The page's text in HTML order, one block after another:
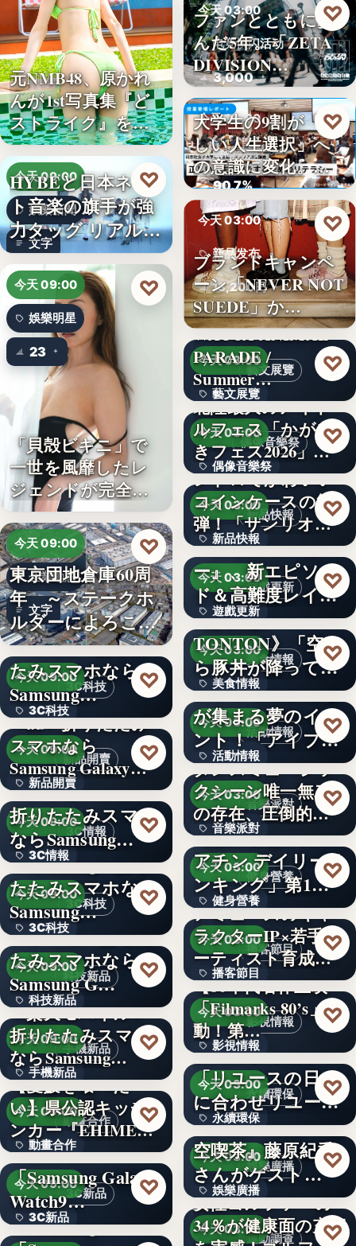
元NMB48、原かれ
んが1st写真集『ど
ストライク』を…
今天 09:00
娛樂新聞
文字
HYBEと日本ネッ
ト音楽の旗手が強
力タッグ リアル×
バー…
♡
今天 09:00
娛樂明星
23
「貝殻ビキニ」で
一世を風靡したレ
ジェンドが完全復
活武田久…
♡
今天 09:00
企業動態
文字
東京団地倉庫60周
年 ～ステークホ
ルダーによろこば
れる…
♡
3C科技
今天 09:00
3C科技
文字
＜OPEN＞折りた
たみスマホなら
Samsung…
♡
新品開賣
今天 09:00
新品開賣
4.1
＜au＞折りたたみ
スマホなら
Samsung Galaxy…
♡
3C情報
今天 09:00
3C情報
文字
＜ソフトバンク＞
折りたたみスマホ
ならSamsung…
♡
3C科技
今天 09:00
3C科技
文字
＜Samsung＞折り
たたみスマホなら
Samsung…
♡
科技新品
今天 09:00
科技新品
文字
＜ドコモ＞折りた
たみスマホなら
Samsung G…
♡
手機新品
今天 09:00
手機新品
4.1
＜楽天モバイル＞
折りたたみスマホ
ならSamsung…
♡
動畫合作
今天 09:00
動畫合作
108
【愛媛を喰べた
い】県公認キッチ
ンカー『EHIMEみ
きゃん…
♡
3C新品
今天 09:00
3C新品
＜OPEN＞
「Samsung Galaxy
Watch9…
♡
＜Samsung＞
今天 03:00
电竞快闪活动
3,000
ファンとともに歩
んだ5年。「ZETA
DIVISION…
♡
今天 03:00
金融教育
90.7%
大学生の9割が「正
しい人生選択」へ
の意識に変化。ブ
ロード…
♡
今天 03:00
新品发布
13,200円
ブランドキャンペ
ーン「NEVER NOT
SUEDE」か…
♡
藝文展覽
今天 03:00
藝文展覽
3名
WACCA ANIMAL
PARADE /
Summer…
♡
偶像音樂祭
今天 03:00
偶像音樂祭
47
北陸最大のアイド
ルフェス「かがや
きフェス2026」第5
弾…
♡
新品快報
今天 03:00
新品快報
400
レトロでかわいい
コインケースの第2
弾！「サンリオキ
ャラク…
♡
遊戲更新
今天 03:00
遊戲更新
文字
『ソウルワーカ
ー』、新エピソー
ド＆高難度レイド
を実装！新…
♡
美食情報
今天 03:00
美食情報
文字
《豚丼屋
TONTON》「空か
ら豚丼が降ってき
た」が現実に…
♡
活動情報
今天 03:00
活動情報
文字
アイプリのみんな
が集まる夢のイベ
ント！「アイプリ
ワールド…
♡
音樂派對
今天 03:00
音樂派對
5
ダンスミュージッ
クシーン唯一無二
の存在、圧倒的な
カリスマ…
♡
健身營養
今天 03:00
健身營養
文字
【楽天市場「クレ
アチン デイリーラ
ンキング」第1位
獲得(…
♡
播客節目
今天 03:00
播客節目
36年
アミューズのキャ
ラクターIP×若手ア
ーティスト育成コ
ンテ…
♡
影視情報
今天 03:00
影視情報
40
【80年代名作上映
「Filmarks 80’s」始
動！第…
♡
永續環保
今天 03:00
永續環保
文字
エコスタイル、
「リユースの日」
に合わせリユース
文化の普及…
♡
娛樂廣播
今天 03:00
娛樂廣播
文字
interfm『Runeの星
空喫茶』藤原紀香
さんがゲスト…
♡
運動調查
今天 03:00
女性ゴルファーの
34％が健康面の充実
♡